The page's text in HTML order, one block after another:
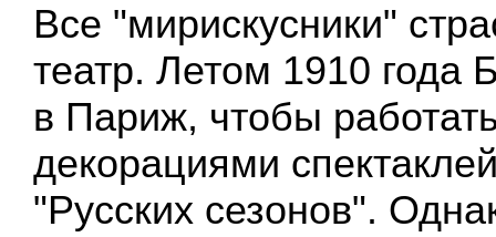
Все "мирискусники"
театр. Летом 1910 года
в Париж, чтобы
декорациями
"Русских сезонов".